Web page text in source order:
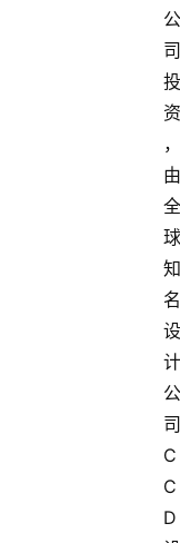
公
司
投
资
，
由
全
球
知
名
设
计
公
司
C
C
D